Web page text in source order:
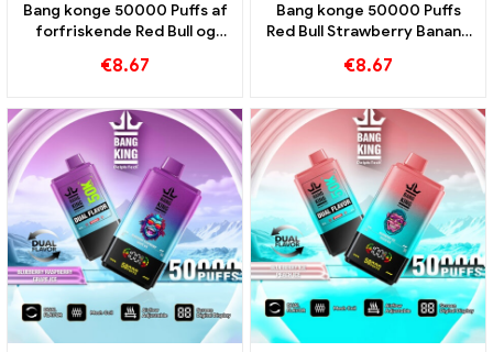
Bang konge 50000 Puffs af
forfriskende Red Bull og
€8.67
Bang konge 50000 Puffs
Red Bull Strawberry Banana
€8.67